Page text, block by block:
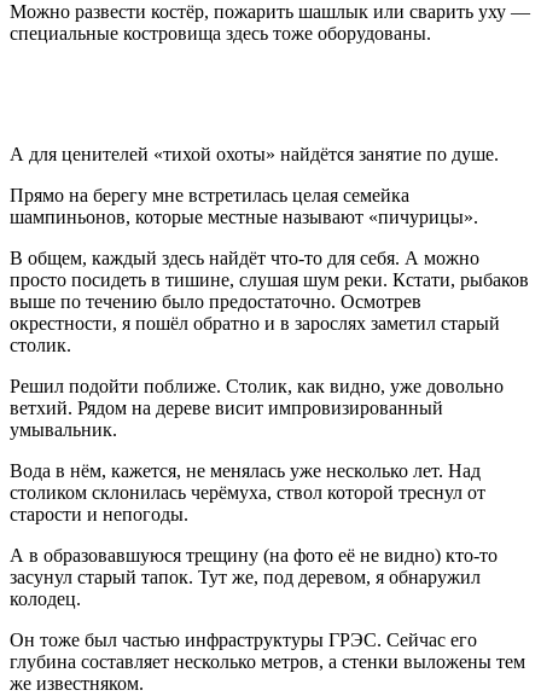
Можно развести костёр, пожарить шашлык или сварить уху —
специальные костровища здесь тоже оборудованы.
А для ценителей «тихой охоты» найдётся занятие по душе.
Прямо на берегу мне встретилась целая семейка
шампиньонов, которые местные называют «пичурицы».
В общем, каждый здесь найдёт что-то для себя. А можно
просто посидеть в тишине, слушая шум реки. Кстати, рыбаков
выше по течению было предостаточно. Осмотрев
окрестности, я пошёл обратно и в зарослях заметил старый
столик.
Решил подойти поближе. Столик, как видно, уже довольно
ветхий. Рядом на дереве висит импровизированный
умывальник.
Вода в нём, кажется, не менялась уже несколько лет. Над
столиком склонилась черёмуха, ствол которой треснул от
старости и непогоды.
А в образовавшуюся трещину (на фото её не видно) кто-то
засунул старый тапок. Тут же, под деревом, я обнаружил
колодец.
Он тоже был частью инфраструктуры ГРЭС. Сейчас его
глубина составляет несколько метров, а стенки выложены тем
же известняком.